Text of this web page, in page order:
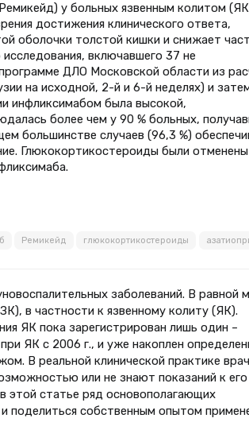
у больных язвенным колитом
достижения клинического ответа,
оболочки толстой кишки и снижает
включавшего 37 не
ДЛО Московской области из
на исходной, 2-й и 6-й неделях) и
инфликсимабом была высокой,
более чем у 90 % больных,
большинстве случаев (96,3 %)
Глюкокортикостероиды были отменены
Ремикейд глюкокортикостероиды
заболеваний. В равной
в частности к язвенному колиту (ЯК).
ЯК пока зарегистрирован лишь один –
ЯК с 2006 г., и уже накоплен
В реальной клинической практике
или не знают показаний к его
этой статье ряд основополагающих
поделиться собственным опытом